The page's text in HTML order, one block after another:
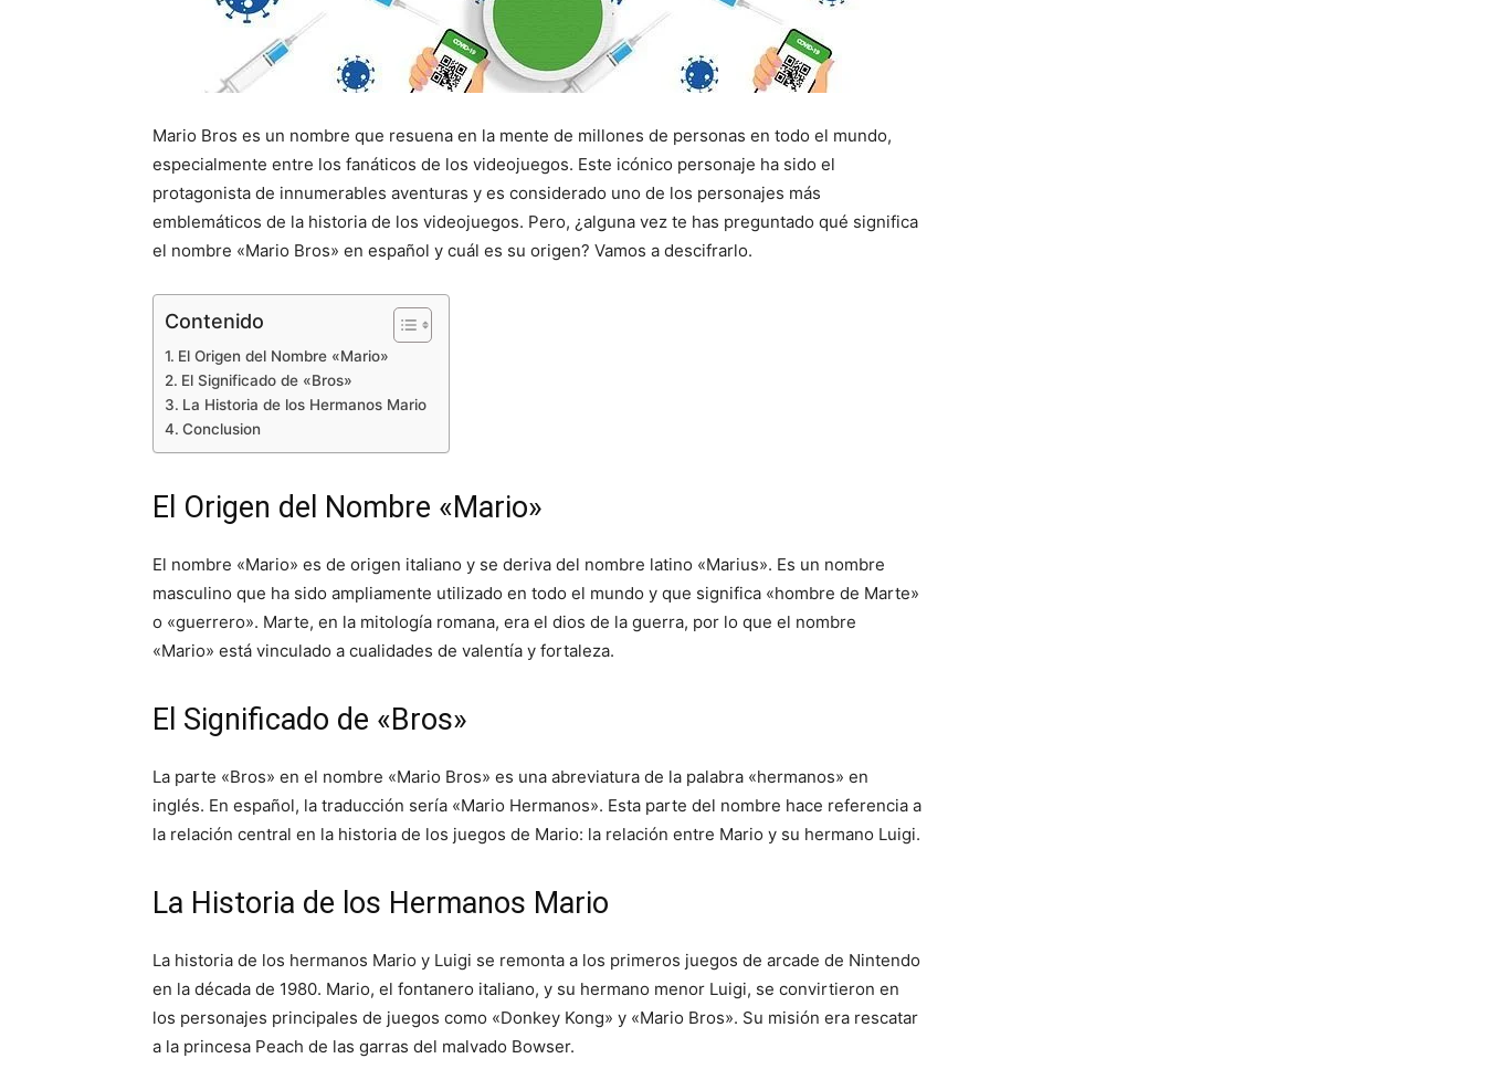
Mario Bros es un nombre que resuena en la mente de millones de personas en todo el mundo,
especialmente entre los fanáticos de los videojuegos. Este icónico personaje ha sido el
protagonista de innumerables aventuras y es considerado uno de los personajes más
emblemáticos de la historia de los videojuegos. Pero, ¿alguna vez te has preguntado qué significa
el nombre «Mario Bros» en español y cuál es su origen? Vamos a descifrarlo.
Contenido
El Origen del Nombre «Mario»
El Significado de «Bros»
La Historia de los Hermanos Mario
Conclusion
El Origen del Nombre «Mario»
El nombre «Mario» es de origen italiano y se deriva del nombre latino «Marius». Es un nombre
masculino que ha sido ampliamente utilizado en todo el mundo y que significa «hombre de Marte»
o «guerrero». Marte, en la mitología romana, era el dios de la guerra, por lo que el nombre
«Mario» está vinculado a cualidades de valentía y fortaleza.
El Significado de «Bros»
La parte «Bros» en el nombre «Mario Bros» es una abreviatura de la palabra «hermanos» en
inglés. En español, la traducción sería «Mario Hermanos». Esta parte del nombre hace referencia a
la relación central en la historia de los juegos de Mario: la relación entre Mario y su hermano Luigi.
La Historia de los Hermanos Mario
La historia de los hermanos Mario y Luigi se remonta a los primeros juegos de arcade de Nintendo
en la década de 1980. Mario, el fontanero italiano, y su hermano menor Luigi, se convirtieron en
los personajes principales de juegos como «Donkey Kong» y «Mario Bros». Su misión era rescatar
a la princesa Peach de las garras del malvado Bowser.